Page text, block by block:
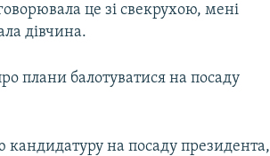
це зі свекрухою, мені
дівчина.
плани балотуватися на посаду
на посаду президента,